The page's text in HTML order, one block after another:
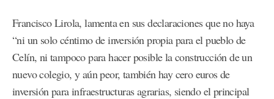
Francisco Lirola, lamenta en sus declaraciones que no haya
“ni un solo céntimo de inversión propia para el pueblo de
Celín, ni tampoco para hacer posible la construcción de un
nuevo colegio, y aún peor, también hay cero euros de
inversión para infraestructuras agrarias, siendo el principal